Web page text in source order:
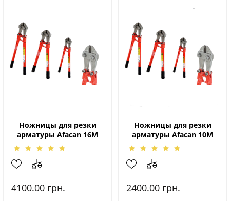
Ножницы для резки
арматуры Afacan 16M
4100.00 грн.
Ножницы для резки
арматуры Afacan 10M
2400.00 грн.